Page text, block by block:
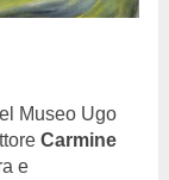
Museo Ugo
Carmine
e